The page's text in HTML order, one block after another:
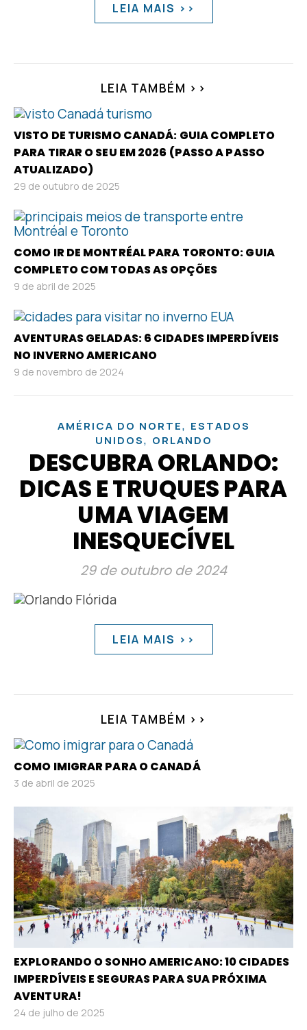
LEIA MAIS >>
LEIA TAMBÉM >>
VISTO DE TURISMO CANADÁ: GUIA COMPLETO
PARA TIRAR O SEU EM 2026 (PASSO A PASSO
ATUALIZADO)
29 de outubro de 2025
COMO IR DE MONTRÉAL PARA TORONTO: GUIA
COMPLETO COM TODAS AS OPÇÕES
9 de abril de 2025
AVENTURAS GELADAS: 6 CIDADES IMPERDÍVEIS
NO INVERNO AMERICANO
9 de novembro de 2024
AMÉRICA DO NORTE, ESTADOS
UNIDOS, ORLANDO
DESCUBRA ORLANDO:
DICAS E TRUQUES PARA
UMA VIAGEM
INESQUECÍVEL
29 de outubro de 2024
LEIA MAIS >>
LEIA TAMBÉM >>
COMO IMIGRAR PARA O CANADÁ
3 de abril de 2025
EXPLORANDO O SONHO AMERICANO: 10 CIDADES
IMPERDÍVEIS E SEGURAS PARA SUA PRÓXIMA
AVENTURA!
24 de julho de 2025